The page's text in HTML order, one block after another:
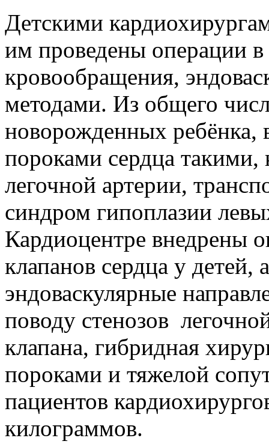
Детскими
им проведены операции в
кровообращения,
методами. Из общего
новорожденных ребёнка,
пороками сердца такими,
легочной артерии,
синдром гипоплазии
Кардиоцентре внедрены
клапанов сердца у детей,
эндоваскулярные
поводу стенозов
клапана, гибридная
пороками и тяжелой
пациентов
килограммов.